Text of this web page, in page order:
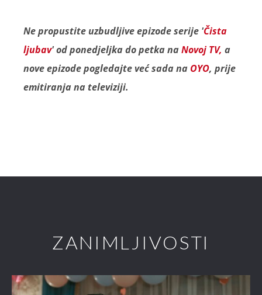
Ne propustite uzbudljive epizode serije 'Čista
ljubav' od ponedjeljka do petka naNovoj TV, a
nove epizode pogledajte već sada na OYO, prije
emitiranja na televiziji.
ZANIMLJIVOSTI